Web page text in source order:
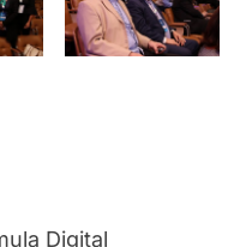
Digital